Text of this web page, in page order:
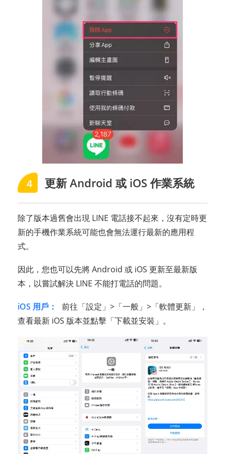
4 更新 Android 或 iOS 作業系統
除了版本過舊會出現 LINE 電話接不起來，沒有定時更
新的手機作業系統可能也會無法運行最新的應用程
式。
因此，您也可以先將 Android 或 iOS 更新至最新版
本，以嘗試解決 LINE 不能打電話的問題。
iOS 用戶：
前往「設定」>「一般」>「軟體更新」，
查看最新 iOS 版本並點擊「下載並安裝」。